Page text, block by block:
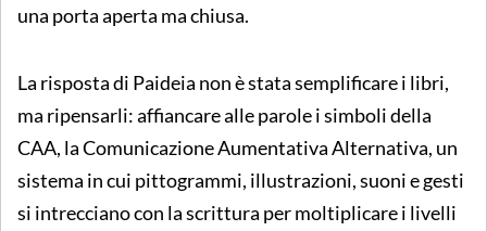
una porta aperta ma chiusa.
La risposta di Paideia non è stata semplificare i libri,
ma ripensarli: affiancare alle parole i simboli della
CAA, la Comunicazione Aumentativa Alternativa, un
sistema in cui pittogrammi, illustrazioni, suoni e gesti
si intrecciano con la scrittura per moltiplicare i livelli